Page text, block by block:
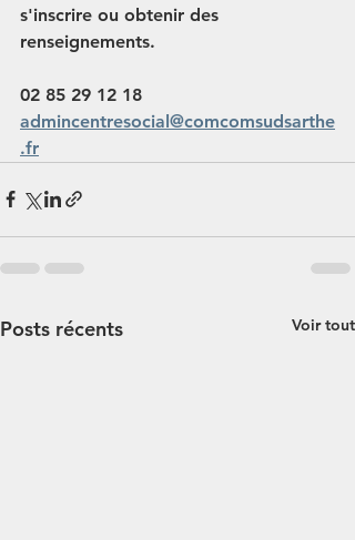
s'inscrire ou obtenir des
renseignements.
02 85 29 12 18
admincentresocial@comcomsudsarthe
.fr
Posts récents Voir tout